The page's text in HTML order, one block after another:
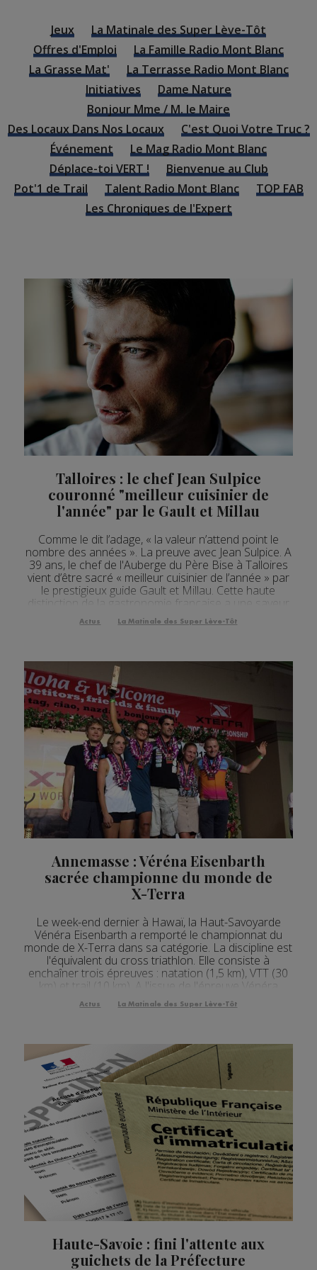
Jeux
La Matinale des Super Lève-Tôt
Offres d'Emploi
La Famille Radio Mont Blanc
La Grasse Mat'
La Terrasse Radio Mont Blanc
Initiatives
Dame Nature
Bonjour Mme / M. le Maire
Des Locaux Dans Nos Locaux
C'est Quoi Votre Truc ?
Événement
Le Mag Radio Mont Blanc
Déplace-toi VERT !
Bienvenue au Club
Pot'1 de Trail
Talent Radio Mont Blanc
TOP FAB
Les Chroniques de l'Expert
Talloires : le chef Jean Sulpice
couronné "meilleur cuisinier de
l'année" par le Gault et Millau
Comme le dit l’adage, « la valeur n’attend point le
nombre des années ». La preuve avec Jean Sulpice. A
39 ans, le chef de l'Auberge du Père Bise à Talloires
vient d’être sacré « meilleur cuisinier de l’année » par
le prestigieux guide Gault et Millau. Cette haute
distinction de la gastronomie française a une saveur
particulière pour Jean Sulpice, un an après son
installation sur les rives du la...
Actus La Matinale des Super Lève-Tôt
Annemasse : Véréna Eisenbarth
sacrée championne du monde de
X-Terra
Le week-end dernier à Hawaï, la Haut-Savoyarde
Vénéra Eisenbarth a remporté le championnat du
monde de X-Terra dans sa catégorie. La discipline est
l'équivalent du cross triathlon. Elle consiste à
enchaîner trois épreuves : natation (1,5 km), VTT (30
km) et trail (10 km). A l'issue de l'épreuve Vénéra
Eisenbarth s'est donc imposée chez les 30-34 ans.
Cette ostéopathe installée à Annemasse rece...
Actus La Matinale des Super Lève-Tôt
Haute-Savoie : fini l'attente aux
guichets de la Préfecture